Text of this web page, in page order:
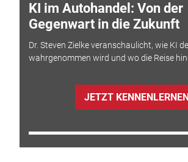
KI im Autohandel: Von der
Gegenwart in die Zukunft
Dr. Steven Zielke veranschaulicht, wie KI
wahrgenommen wird und wo die Reise
JETZT